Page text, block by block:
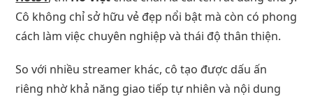
Cô không chỉ sở hữu vẻ đẹp nổi bật mà còn có phong
cách làm việc chuyên nghiệp và thái độ thân thiện.
So với nhiều streamer khác, cô tạo được dấu ấn
riêng nhờ khả năng giao tiếp tự nhiên và nội dung